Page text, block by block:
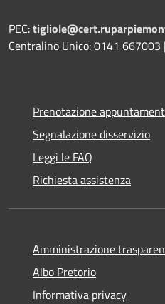
PEC:
Centralino Unico: 0141
Prenotazione
Segnalazione disservizio
Leggi le FAQ
Richiesta assistenza
Amministrazione
Albo Pretorio
Informativa privacy